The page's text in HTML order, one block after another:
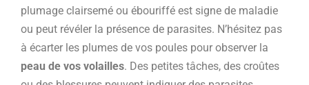
plumage clairsemé ou ébouriffé est signe de maladie
ou peut révéler la présence de parasites. N’hésitez pas
à écarter les plumes de vos poules pour observer la
peau de vos volailles. Des petites tâches, des croûtes